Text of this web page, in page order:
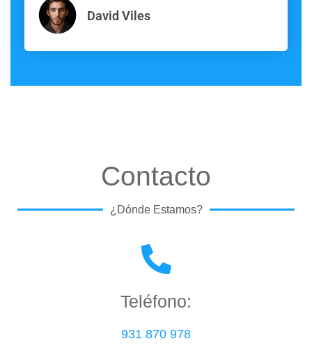
David Viles
Contacto
¿Dónde Estamos?
Teléfono:
931 870 978